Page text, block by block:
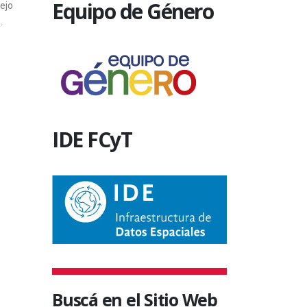
PASANTÍA RENTADA
recibirán inscripciones para la
convocatoria de pasantía Nº 17 en el...
Equipo de Género
IDE FCyT
Buscá en el Sitio Web